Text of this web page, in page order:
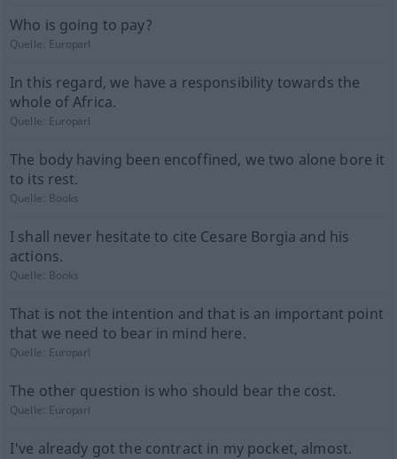
Who is going to pay?
Quelle: Europarl
In this regard, we have a responsibility towards the
whole of Africa.
Quelle: Europarl
The body having been encoffined, we two alone bore it
to its rest.
Quelle: Books
I shall never hesitate to cite Cesare Borgia and his
actions.
Quelle: Books
That is not the intention and that is an important point
that we need to bear in mind here.
Quelle: Europarl
The other question is who should bear the cost.
Quelle: Europarl
I've already got the contract in my pocket, almost.